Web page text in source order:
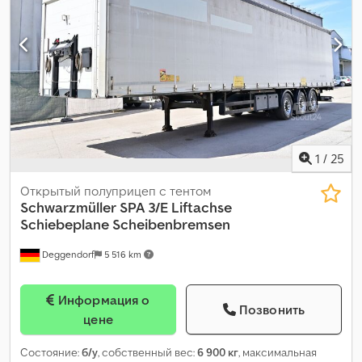
1 / 25
Deggendorf 5 516 km
Открытый полуприцеп с тентом
Schwarzmüller SPA 3/E Liftachse
Schiebeplane Scheibenbremsen
цене
Позвонить
Состояние:б/у, собственный вес:6 900 кг, максимальная